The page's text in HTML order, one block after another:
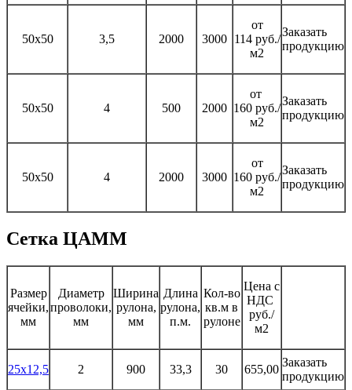
50х50 3,5 2000 3000
от
114 руб./
м2
Заказать
продукцию
50х50 4 500 2000
от
160 руб./
м2
Заказать
продукцию
50х50 4 2000 3000
от
160 руб./
м2
Заказать
продукцию
Сетка ЦАММ
Размер
ячейки,
мм
Диаметр
проволоки,
мм
Ширина
рулона,
мм
Длина
рулона,
п.м.
Кол-во
кв.м в
рулоне
Цена с
НДС
руб./
м2
25х12,5 2 900 33,3 30 655,00
Заказать
продукцию